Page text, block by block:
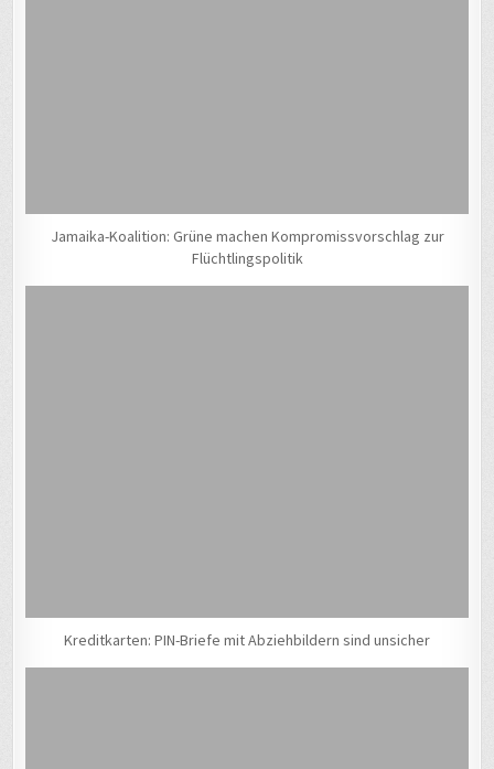
Jamaika-Koalition: Grüne machen Kompromissvorschlag zur
Flüchtlingspolitik
Kreditkarten: PIN-Briefe mit Abziehbildern sind unsicher